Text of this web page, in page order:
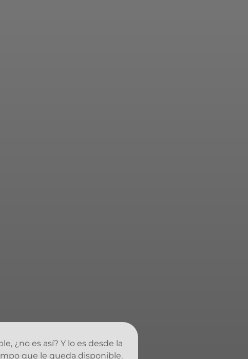
¿no es así? Y lo es desde la
que le queda disponible.